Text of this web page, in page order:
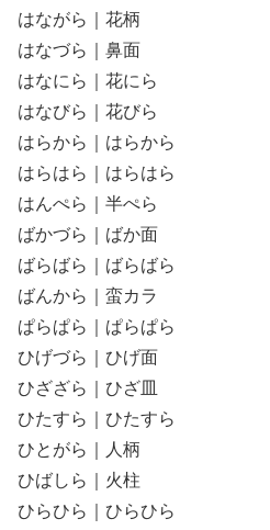
はながら｜花柄
はなづら｜鼻面
はなにら｜花にら
はなびら｜花びら
はらから｜はらから
はらはら｜はらはら
はんぺら｜半ぺら
ばかづら｜ばか面
ばらばら｜ばらばら
ばんから｜蛮カラ
ぱらぱら｜ぱらぱら
ひげづら｜ひげ面
ひざざら｜ひざ皿
ひたすら｜ひたすら
ひとがら｜人柄
ひばしら｜火柱
ひらひら｜ひらひら